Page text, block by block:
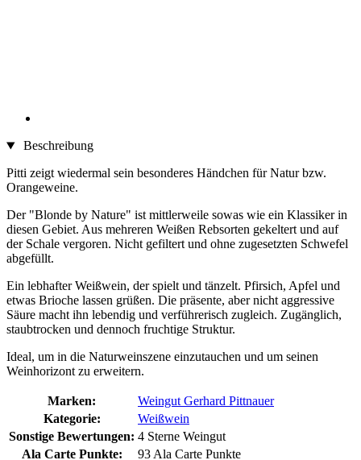
Beschreibung
Pitti zeigt wiedermal sein besonderes Händchen für Natur bzw.
Orangeweine.
Der "Blonde by Nature" ist mittlerweile sowas wie ein Klassiker in
diesen Gebiet. Aus mehreren Weißen Rebsorten gekeltert und auf
der Schale vergoren. Nicht gefiltert und ohne zugesetzten Schwefel
abgefüllt.
Ein lebhafter Weißwein, der spielt und tänzelt. Pfirsich, Apfel und
etwas Brioche lassen grüßen. Die präsente, aber nicht aggressive
Säure macht ihn lebendig und verführerisch zugleich. Zugänglich,
staubtrocken und dennoch fruchtige Struktur.
Ideal, um in die Naturweinszene einzutauchen und um seinen
Weinhorizont zu erweitern.
Marken:
Weingut Gerhard Pittnauer
Kategorie:
Weißwein
Sonstige Bewertungen: 4 Sterne Weingut
Ala Carte Punkte:
93 Ala Carte Punkte